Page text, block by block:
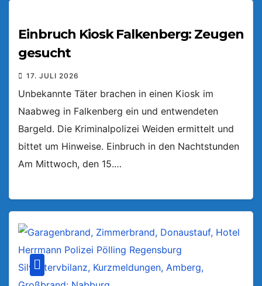
Einbruch Kiosk Falkenberg: Zeugen
gesucht
17. JULI 2026
Unbekannte Täter brachen in einen Kiosk im
Naabweg in Falkenberg ein und entwendeten
Bargeld. Die Kriminalpolizei Weiden ermittelt und
bittet um Hinweise. Einbruch in den Nachtstunden
Am Mittwoch, den 15.…